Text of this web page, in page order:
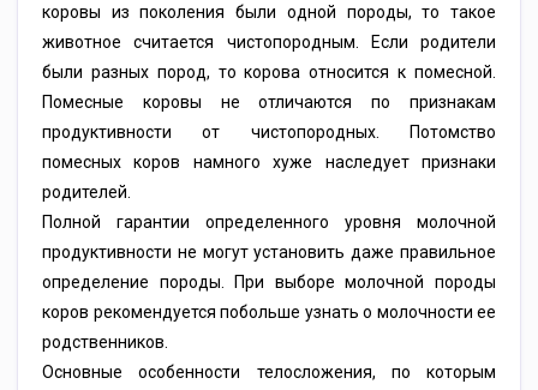
коровы из поколения были одной породы, то такое
животное считается чистопородным. Если родители
были разных пород, то корова относится к помесной.
Помесные коровы не отличаются по признакам
продуктивности от чистопородных. Потомство
помесных коров намного хуже наследует признаки
родителей.
Полной гарантии определенного уровня молочной
продуктивности не могут установить даже правильное
определение породы. При выборе молочной породы
коров рекомендуется побольше узнать о молочности ее
родственников.
Основные особенности телосложения, по которым